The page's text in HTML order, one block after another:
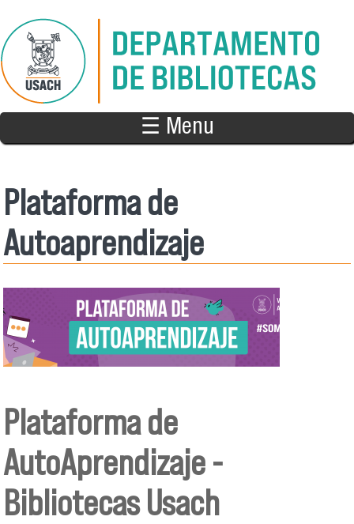
☰ Menu
Plataforma de
Autoaprendizaje
Plataforma de
AutoAprendizaje -
Bibliotecas Usach